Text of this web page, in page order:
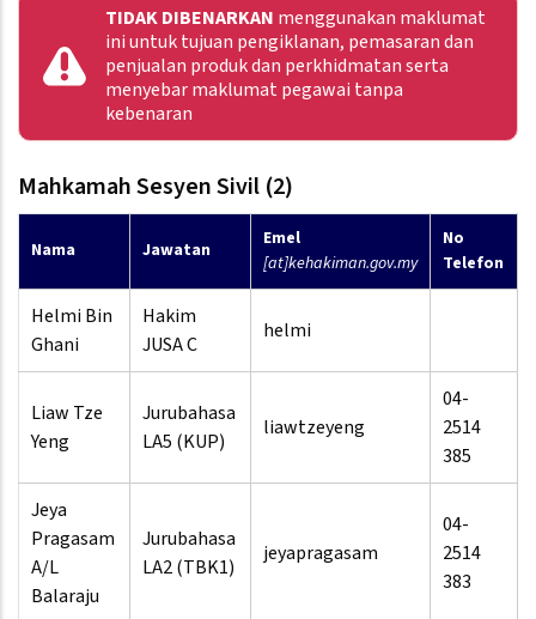
TIDAK DIBENARKAN menggunakan maklumat
ini untuk tujuan pengiklanan, pemasaran dan
penjualan produk dan perkhidmatan serta
menyebar maklumat pegawai tanpa
kebenaran
Mahkamah Sesyen Sivil (2)
Nama Jawatan
Emel
[at]kehakiman.gov.my
No
Telefon
Helmi Bin
Ghani
Hakim
JUSA C
helmi
Liaw Tze
Yeng
Jurubahasa
LA5 (KUP)
liawtzeyeng
04-
2514
385
Jeya
Pragasam
A/L
Balaraju
Jurubahasa
LA2 (TBK1)
jeyapragasam
04-
2514
383